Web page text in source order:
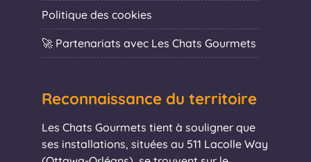
Politique des cookies
🚀 Partenariats avec Les Chats Gourmets
Reconnaissance du territoire
Les Chats Gourmets tient à souligner que
ses installations, situées au 511 Lacolle Way